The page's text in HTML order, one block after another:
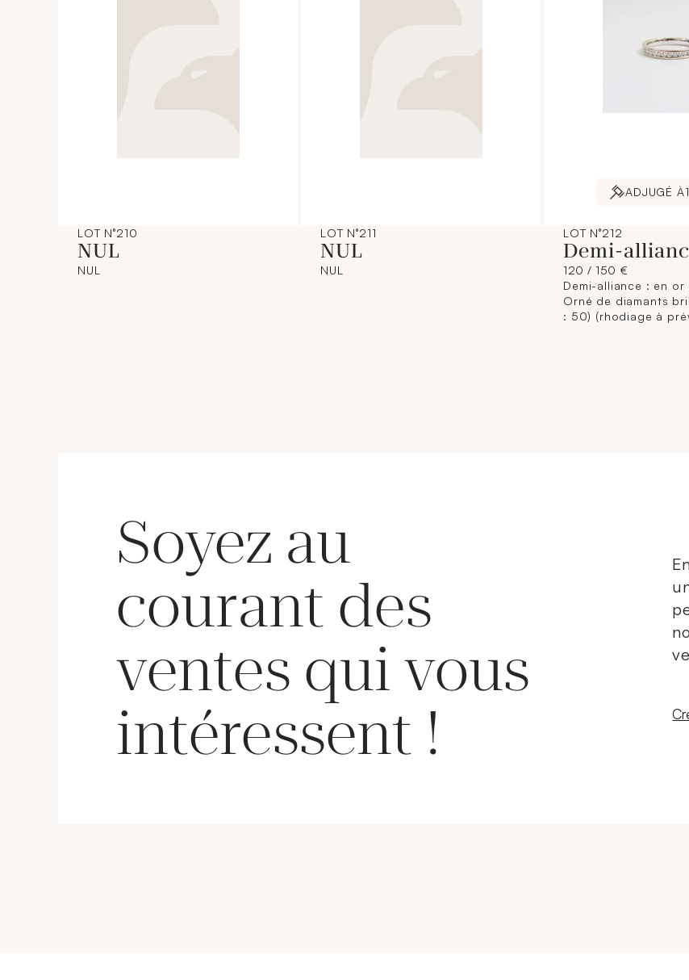
LOT N°210
NUL
NUL
LOT N°211
NUL
NUL
ADJUGÉ À
LOT N°212
Demi-
120 / 150 €
Demi-alliance : en or
Orné de diamants
: 50) (rhodiage à
Soyez au
courant des
ventes qui vous
intéressent !